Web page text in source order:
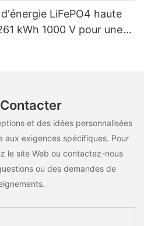
LiFePO4 haute
kWh 1000 V pour une
et des idées personnalisées
aux exigences spécifiques. Pour
le site Web ou contactez-nous
ou des demandes de